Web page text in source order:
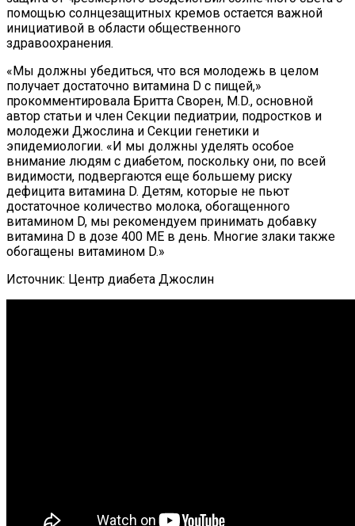
помощью солнцезащитных кремов остается важной
инициативой в области общественного
здравоохранения.
«Мы должны убедиться, что вся молодежь в целом
получает достаточно витамина D с пищей,»
прокомментировала Бритта Сворен, M.D., основной
автор статьи и член Секции педиатрии, подростков и
молодежи Джослина и Секции генетики и
эпидемиологии. «И мы должны уделять особое
внимание людям с диабетом, поскольку они, по всей
видимости, подвергаются еще большему риску
дефицита витамина D. Детям, которые не пьют
достаточное количество молока, обогащенного
витамином D, мы рекомендуем принимать добавку
витамина D в дозе 400 МЕ в день. Многие злаки также
обогащены витамином D.»
Источник: Центр диабета Джослин